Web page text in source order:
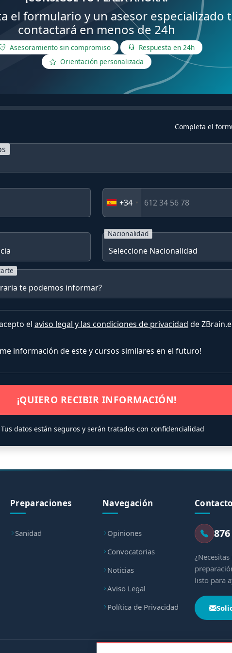
el formulario y un asesor especializado
contactará en menos de 24h
Asesoramiento sin compromiso
Respuesta en 24h
Orientación personalizada
Completa el
+34
Nacionalidad
el aviso legal y las condiciones de privacidad de
información de este y cursos similares en el futuro!
¡QUIERO RECIBIR INFORMACIÓN!
Tus datos están seguros y serán tratados con confidencialidad
Preparaciones
Sanidad
Navegación
Opiniones
Convocatorias
Noticias
Aviso Legal
Política de Privacidad
Contacto
listo para